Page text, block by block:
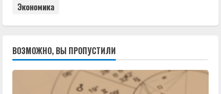
Экономика
ВОЗМОЖНО, ВЫ ПРОПУСТИЛИ